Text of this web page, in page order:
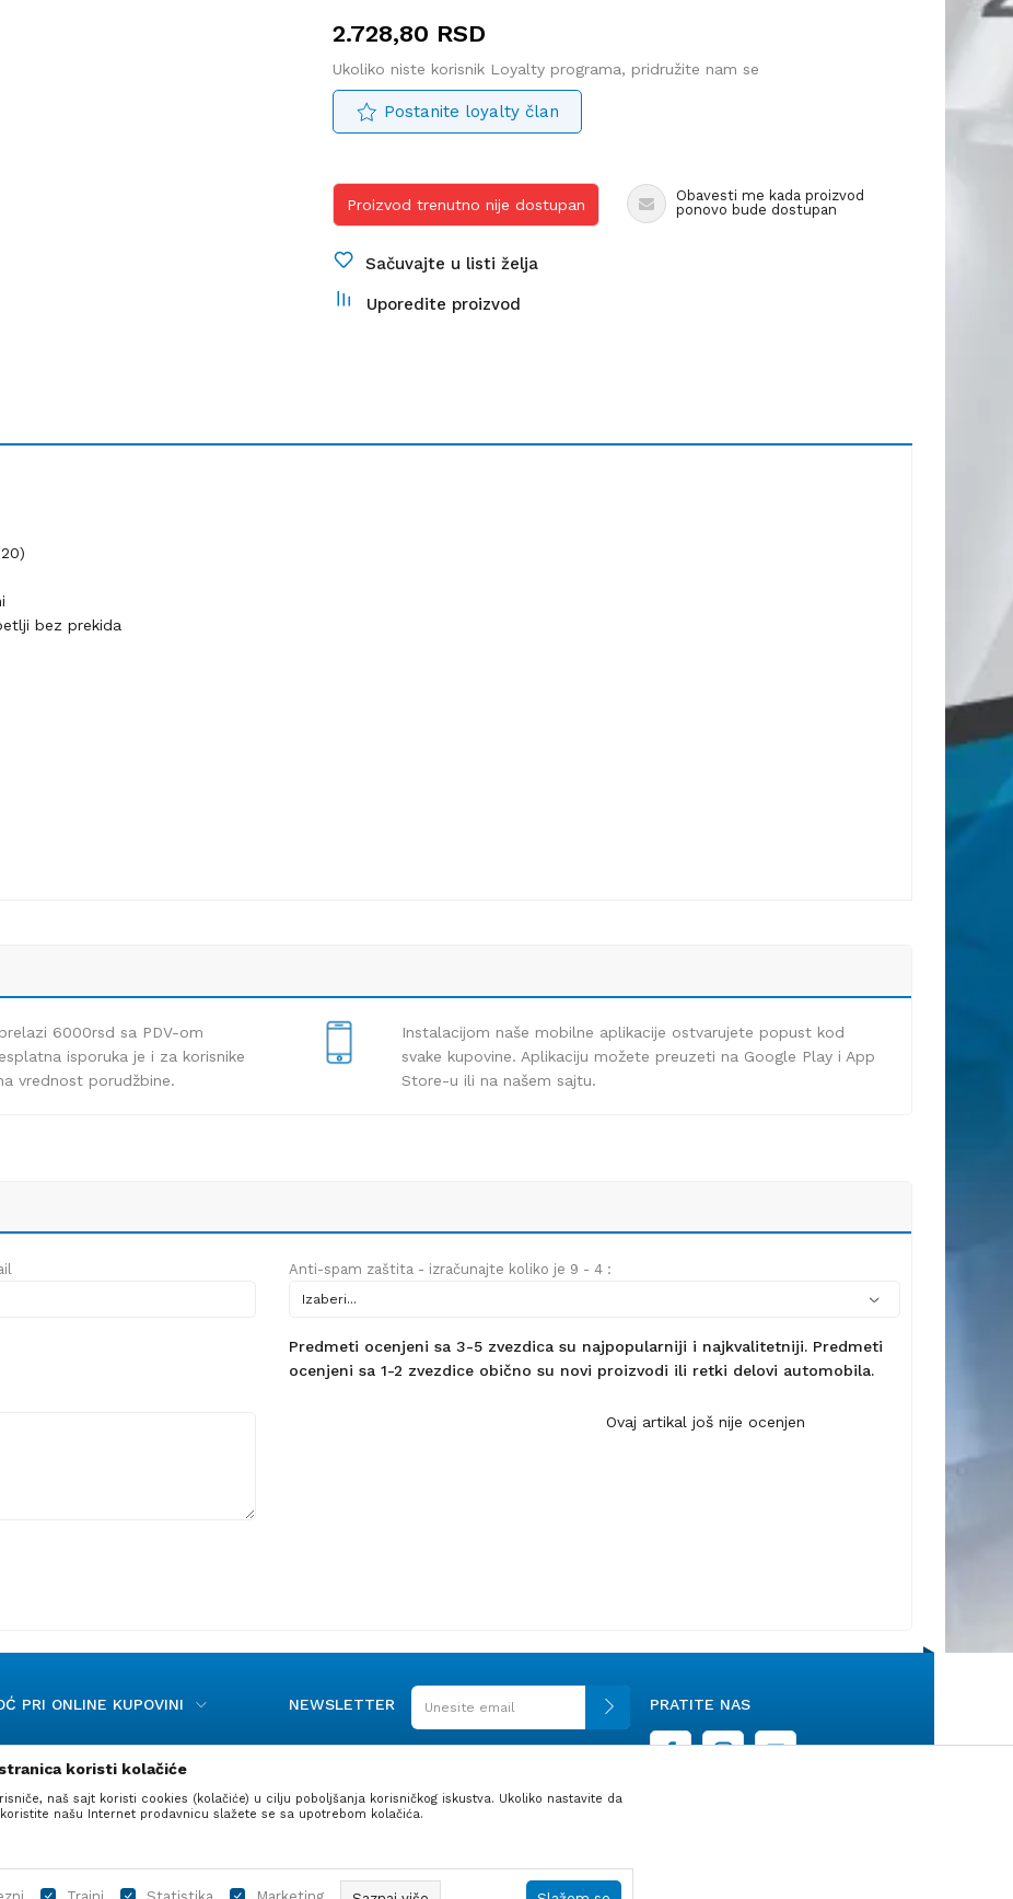
2.728,80 RSD
Ukoliko niste korisnik Loyalty programa, pridružite nam se
Postanite loyalty član
Proizvod trenutno nije dostupan
Obavesti me kada proizvod
ponovo bude dostupan
Sačuvajte u listi želja
Uporedite proizvod
bez prekida
6000rsd sa PDV-om
isporuka je i za korisnike
vrednost porudžbine.
Instalacijom naše mobilne aplikacije ostvarujete popust kod
svake kupovine. Aplikaciju možete preuzeti na Google Play i App
Store-u ili na našem sajtu.
Anti-spam zaštita - izračunajte koliko je 9 - 4 :
Predmeti ocenjeni sa 3-5 zvezdica su najpopularniji i najkvalitetniji. Predmeti
ocenjeni sa 1-2 zvezdice obično su novi proizvodi ili retki delovi automobila.
Ovaj artikal još nije ocenjen
PRI ONLINE KUPOVINI NEWSLETTER PRATITE NAS
proizvoda, prikazu slika i samih cena, ali ne možemo garantovati da su sve informacije kompletne i bez grešaka.
koristi kolačiće
naš sajt koristi cookies (kolačiće) u cilju poboljšanja korisničkog iskustva. Ukoliko nastavite da
našu Internet prodavnicu slažete se sa upotrebom kolačića.